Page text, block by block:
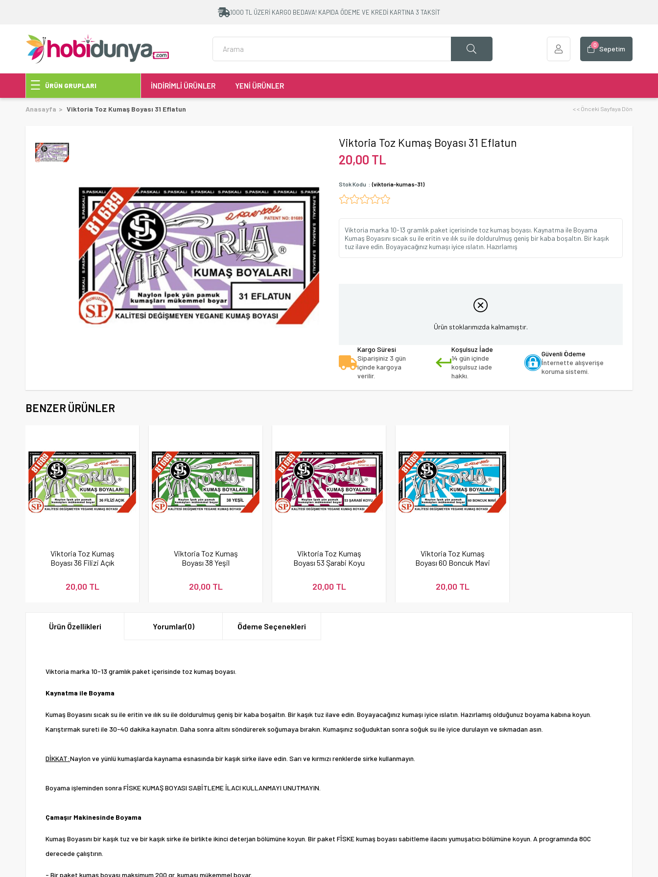
1000 TL ÜZERİ KARGO BEDAVA! KAPIDA ÖDEME VE KREDİ KARTINA 3 TAKSİT
Sepetim
0
ÜRÜN GRUPLARI İNDİRİMLİ ÜRÜNLER YENİ ÜRÜNLER
Anasayfa Viktoria Toz Kumaş Boyası 31 Eflatun < < Önceki Sayfaya Dön
Viktoria Toz Kumaş Boyası 31 Eflatun
20,00 TL
Stok Kodu (viktoria-kumas-31)
Viktoria marka 10-13 gramlık paket içerisinde toz kumaş boyası. Kaynatma ile Boyama
Kumaş Boyasını sıcak su ile eritin ve ılık su ile doldurulmuş geniş bir kaba boşaltın. Bir kaşık
tuz ilave edin. Boyayacağınız kumaşı iyice ıslatın. Hazırlamış
Ürün stoklarımızda kalmamıştır.
Kargo Süresi
Siparişiniz 3 gün
içinde kargoya
verilir.
Koşulsuz İade
14 gün içinde
koşulsuz iade
hakkı.
Güvenli Ödeme
İnternette alışverişe
koruma sistemi.
BENZER ÜRÜNLER
Viktoria Toz Kumaş
Boyası 36 Filizi Açık
20,00 TL
Viktoria Toz Kumaş
Boyası 38 Yeşil
20,00 TL
Viktoria Toz Kumaş
Boyası 53 Şarabi Koyu
20,00 TL
Viktoria Toz Kumaş
Boyası 60 Boncuk Mavi
20,00 TL
Ürün Özellikleri Yorumlar(0) Ödeme Seçenekleri
Viktoria marka 10-13 gramlık paket içerisinde toz kumaş boyası.
Kaynatma ile Boyama
Kumaş Boyasını sıcak su ile eritin ve ılık su ile doldurulmuş geniş bir kaba boşaltın. Bir kaşık tuz ilave edin. Boyayacağınız kumaşı iyice ıslatın. Hazırlamış olduğunuz boyama kabına koyun.
Karıştırmak sureti ile 30-40 dakika kaynatın. Daha sonra altını söndürerek soğumaya bırakın. Kumaşınız soğuduktan sonra soğuk su ile iyice durulayın ve sıkmadan asın.
DİKKAT:Naylon ve yünlü kumaşlarda kaynama esnasında bir kaşık sirke ilave edin. Sarı ve kırmızı renklerde sirke kullanmayın.
Boyama işleminden sonra FİSKE KUMAŞ BOYASI SABİTLEME İLACIKULLANMAYI UNUTMAYIN.
Çamaşır Makinesinde Boyama
Kumaş Boyasını bir kaşık tuz ve bir kaşık sirke ile birlikte ikinci deterjan bölümüne koyun. Bir paket FİSKE kumaş boyası sabitleme ilacını yumuşatıcı bölümüne koyun. A programında 80C
derecede çalıştırın.
- Bir paket kumaş boyası maksimum 200 gr. kumaşı mükemmel boyar.